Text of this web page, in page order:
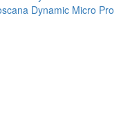
Dynamic Micro Pro